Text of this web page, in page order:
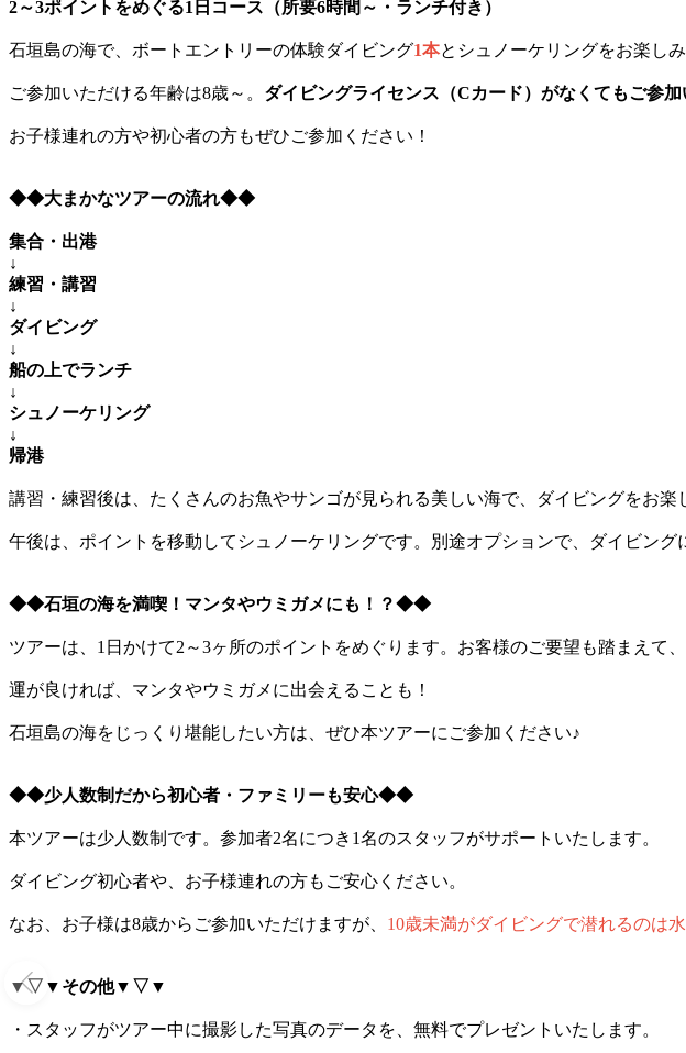
2～3ポイントをめぐる1日コース（所要6時間～・ランチ付き）
石垣島の海で、ボートエントリーの体験ダイビング1本とシュノーケリングをお楽し
ご参加いただける年齢は8歳～。 ダイビングライセンス（Cカード）がなくてもご参加
お子様連れの方や初心者の方もぜひご参加ください！
◆◆大まかなツアーの流れ◆◆
集合・出港
↓
練習・講習
↓
ダイビング
↓
船の上でランチ
↓
シュノーケリング
↓
帰港
講習・練習後は、たくさんのお魚やサンゴが見られる美しい海で、ダイビングをお楽
午後は、ポイントを移動してシュノーケリングです。別途オプションで、ダイビング
◆◆石垣の海を満喫！マンタやウミガメにも！？◆◆
ツアーは、1日かけて2～3ヶ所のポイントをめぐります。お客様のご要望も踏まえて
運が良ければ、マンタやウミガメに出会えることも！
石垣島の海をじっくり堪能したい方は、ぜひ本ツアーにご参加ください♪
◆◆少人数制だから初心者・ファミリーも安心◆◆
本ツアーは少人数制です。参加者2名につき1名のスタッフがサポートいたします。
ダイビング初心者や、お子様連れの方もご安心ください。
なお、お子様は8歳からご参加いただけますが、 10歳未満がダイビングで潜れるのは水
▼▽▼その他▼▽▼
・スタッフがツアー中に撮影した写真のデータを、無料でプレゼントいたします。